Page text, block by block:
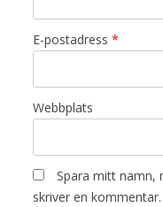
E-postadress *
Webbplats
Spara mitt namn,
skriver en kommentar.